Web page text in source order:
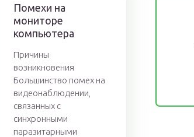
Помехи на
мониторе
компьютера
Причины
возникновения
Большинство помех на
видеонаблюдении,
связанных с
синхронными
паразитарными